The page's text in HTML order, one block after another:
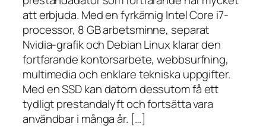
att erbjuda. Med en fyrkärnig Intel Core i7-
processor, 8 GB arbetsminne, separat
Nvidia-grafik och Debian Linux klarar den
fortfarande kontorsarbete, webbsurfning,
multimedia och enklare tekniska uppgifter.
Med en SSD kan datorn dessutom få ett
tydligt prestandalyft och fortsätta vara
användbar i många år. […]